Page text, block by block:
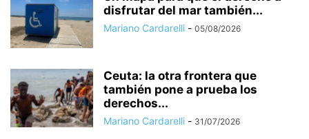
disfrutar del mar también...
Mariano Cardarelli - 05/08/2026
Ceuta: la otra frontera que
también pone a prueba los
derechos...
Mariano Cardarelli - 31/07/2026